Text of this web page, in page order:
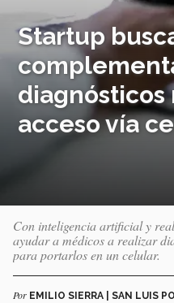
Startup
diagnósticos
acceso vía
Con inteligencia artificial y
ayudar a médicos a realizar
para portarlos en un celular.
Por EMILIO SIERRA | SAN LUIS